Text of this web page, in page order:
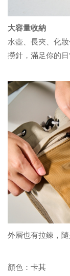
大容量收納
水壺、長夾、化
撈針，滿足你的
外層也有拉鍊，隨
顏色：卡其